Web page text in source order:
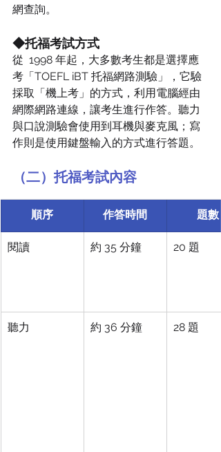
網查詢。
◆托福考試方式
從  1998 年起，大多數考生都是選擇應
考「TOEFL iBT 托福網路測驗」，它驗
採取「機上考」的方式，利用電腦經由
網際網路連線，讓考生進行作答。聽力
與口說測驗會使用到耳機與麥克風；寫
作則是使用鍵盤輸入的方式進行答題。
（二）托福考試內容
順序 作答時間 題數
閱讀 約 35 分鐘 20 題
聽力 約 36 分鐘 28 題